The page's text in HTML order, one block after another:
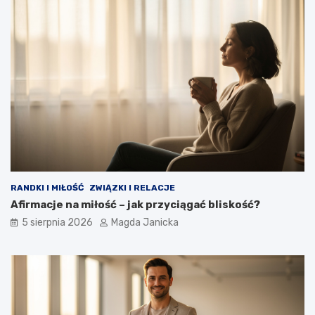
d
ć
a
y
i
RANDKI I MIŁOŚĆ ZWIĄZKI I RELACJE
Afirmacje na miłość – jak przyciągać bliskość?
5 sierpnia 2026 Magda Janicka